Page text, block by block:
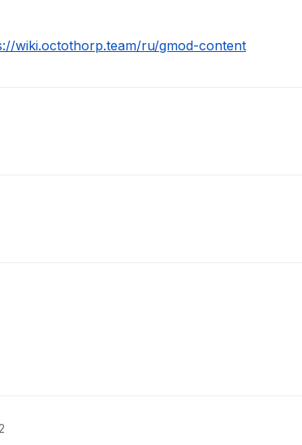
wiki.octothorp.team/ru/gmod-content